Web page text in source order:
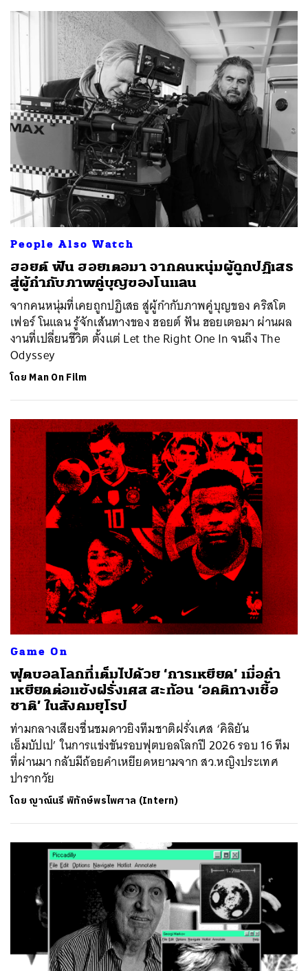
People Also Watch
ฮอยต์ ฟัน ฮอยเตอมา จากคนหนุ่มผู้ถูกปฏิเสธ
สู่ผู้กำกับภาพคู่บุญของโนแลน
จากคนหนุ่มที่เคยถูกปฏิเสธ สู่ผู้กำกับภาพคู่บุญของ คริสโต
เฟอร์ โนแลน รู้จักเส้นทางของ ฮอยต์ ฟัน ฮอยเตอมา ผ่านผล
งานที่เปลี่ยนชีวิต ตั้งแต่ Let the Right One In จนถึง The
Odyssey
โดย Man On Film
Game On
ฟุตบอลโลกที่เต็มไปด้วย ‘การเหยียด’ เมื่อคำ
เหยียดต่อแข้งฝรั่งเศส สะท้อน ‘อคติทางเชื้อ
ชาติ’ ในสังคมยุโรป
ท่ามกลางเสียงชื่นชมดาวยิงทีมชาติฝรั่งเศส ‘คิลิยัน
เอ็มบัปเป’ ในการแข่งขันรอบฟุตบอลโลกปี 2026 รอบ 16 ทีม
ที่ผ่านมา กลับมีถ้อยคำเหยียดหยามจาก สว.หญิงประเทศ
ปารากวัย
โดย ญาณ์นรี พิทักษ์พรไพศาล (Intern)